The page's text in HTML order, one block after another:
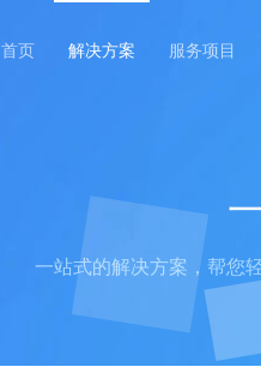
首页 解决方案 服务项目
一站式的解决方案，帮您